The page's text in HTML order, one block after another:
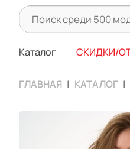
Каталог СКИДКИ/
ГЛАВНАЯ КАТАЛОГ